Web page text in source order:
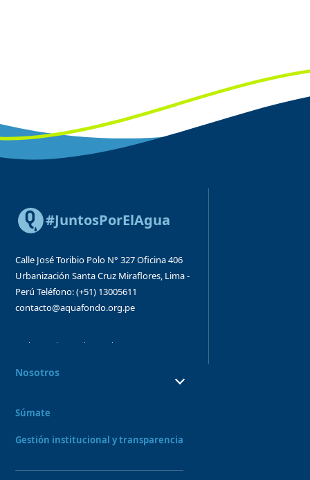
#JuntosPorElAgua
Calle José Toribio Polo N° 327Oficina 406
Urbanización Santa Cruz Miraflores, Lima -
Perú Teléfono: (+51) 13005611
contacto@aquafondo.org.pe
Nosotros
¿Qué hacemos?
Consejo directivo y órganos asesores
Súmate
Gestión institucional y transparencia